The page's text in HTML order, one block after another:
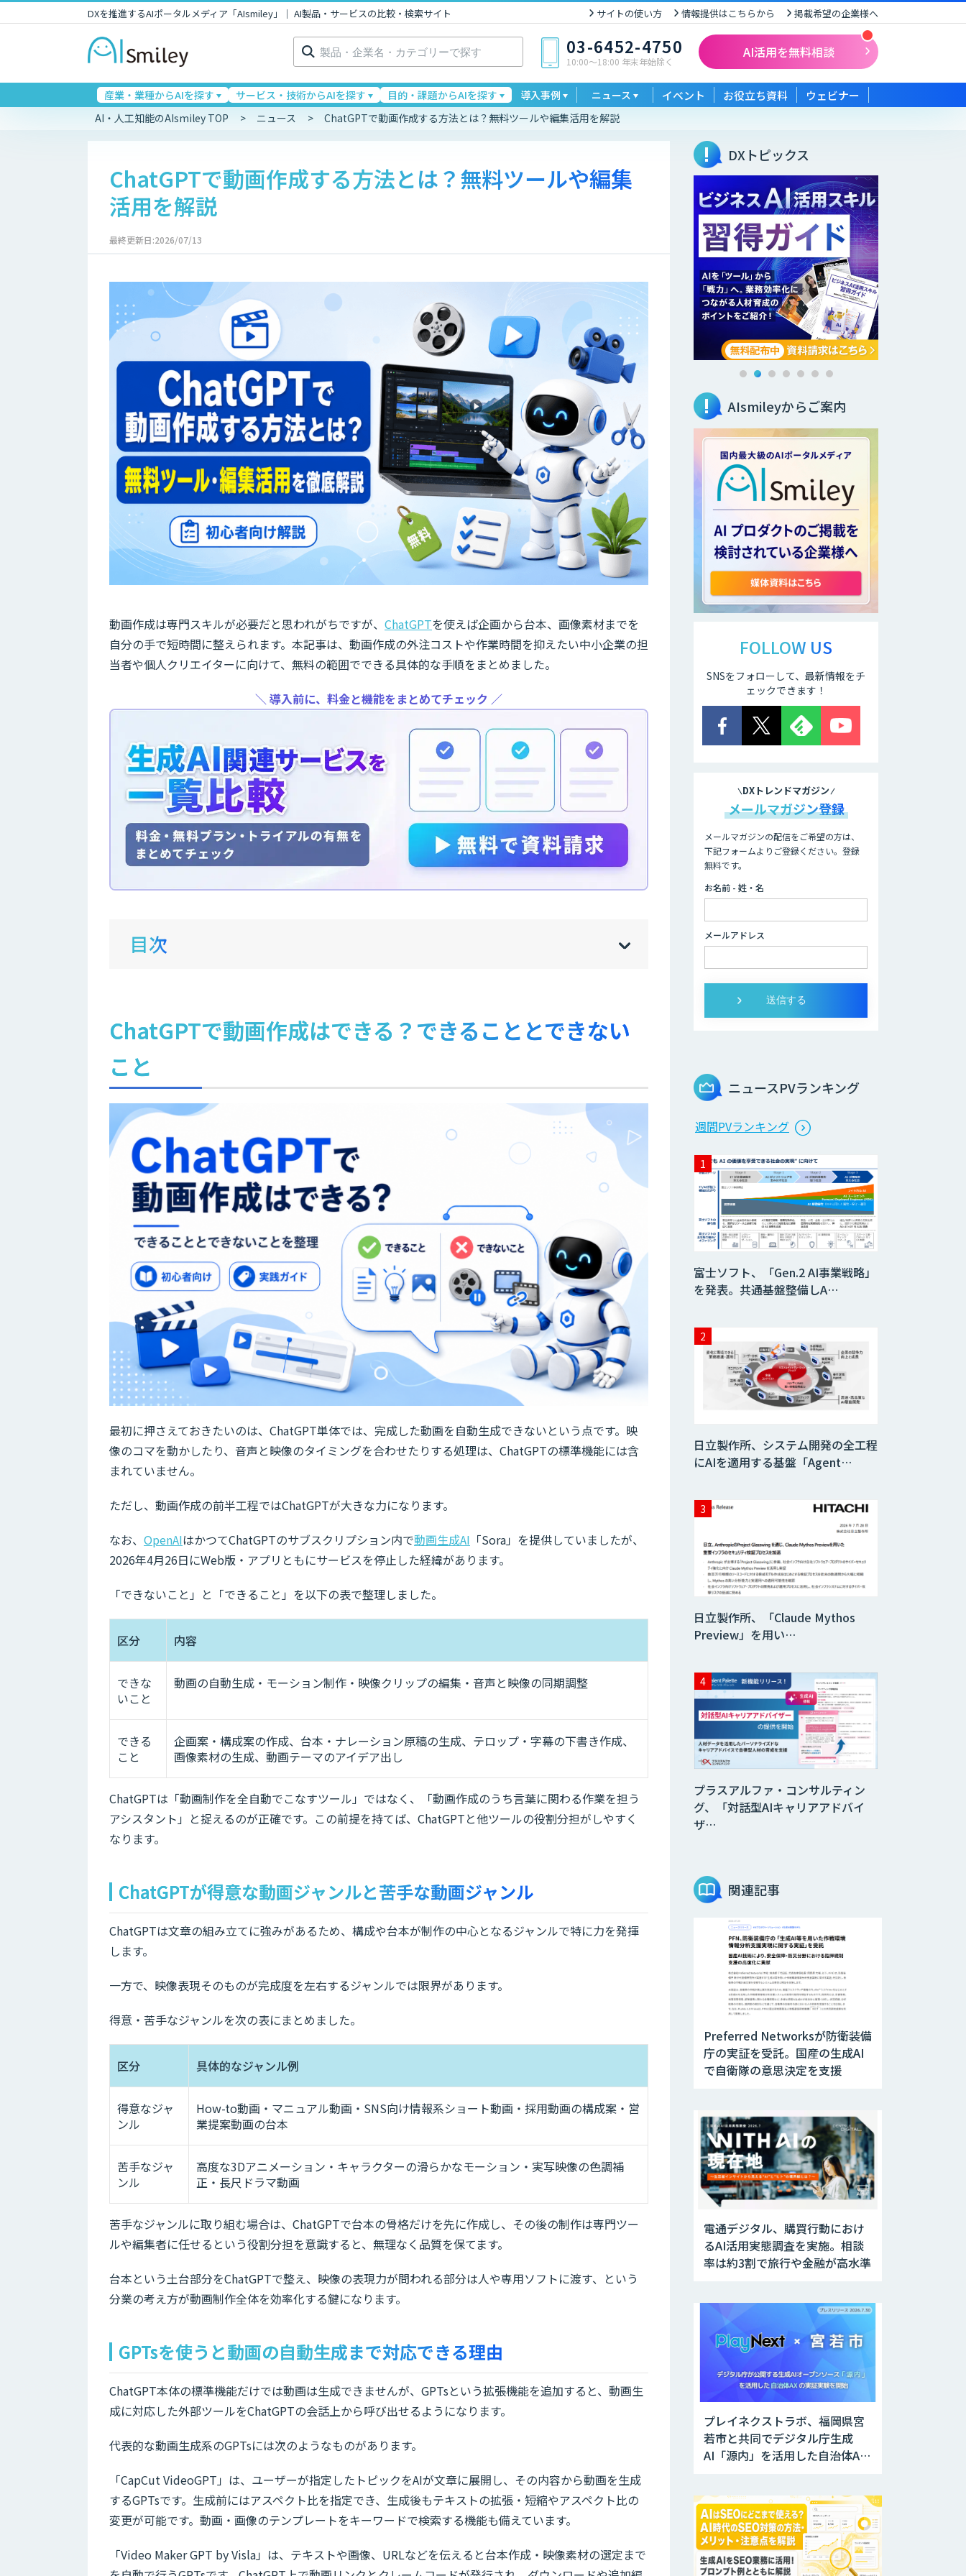
DXを推進するAIポータルメディア「AIsmiley」｜ AI製品・サービスの比較・検索サイト サイトの使い方 情報提供はこちらから 掲載希望の企業様へ
検
索: 03-6452-4750
10:00〜18:00 年末年始除く
AI活用を無料相談
産業・業種からAIを探す サービス・技術からAIを探す 目的・課題からAIを探す 導入事例 ニュース イベント お役立ち資料 ウェビナー
AI・人工知能のAIsmiley TOP ニュース ChatGPTで動画作成する方法とは？無料ツールや編集活用を解説
ChatGPTで動画作成する方法とは？無料ツールや編集
活用を解説
最終更新日:2026/07/13
動画作成は専門スキルが必要だと思われがちですが、 ChatGPTを使えば企画から台本、画像素材までを
自分の手で短時間に整えられます。本記事は、動画作成の外注コストや作業時間を抑えたい中小企業の担
当者や個人クリエイターに向けて、無料の範囲でできる具体的な手順をまとめました。
＼ 導入前に、料金と機能をまとめてチェック ／
目次 [hi
]
[sh
]
ChatGPTで動画作成はできる？できることとできない
こと
最初に押さえておきたいのは、ChatGPT単体では、完成した動画を自動生成できないという点です。映
像のコマを動かしたり、音声と映像のタイミングを合わせたりする処理は、ChatGPTの標準機能には含
まれていません。
ただし、動画作成の前半工程ではChatGPTが大きな力になります。
なお、 OpenAIはかつてChatGPTのサブスクリプション内で動画生成AI 「Sora」を提供していましたが、
2026年4月26日にWeb版・アプリともにサービスを停止した経緯があります。
「できないこと」と「できること」を以下の表で整理しました。
区分 内容
できな
いこと
動画の自動生成・モーション制作・映像クリップの編集・音声と映像の同期調整
できる
こと
企画案・構成案の作成、台本・ナレーション原稿の生成、テロップ・字幕の下書き作成、
画像素材の生成、動画テーマのアイデア出し
ChatGPTは「動画制作を全自動でこなすツール」ではなく、「動画作成のうち言葉に関わる作業を担う
アシスタント」と捉えるのが正確です。この前提を持てば、ChatGPTと他ツールの役割分担がしやすく
なります。
ChatGPTが得意な動画ジャンルと苦手な動画ジャンル
ChatGPTは文章の組み立てに強みがあるため、構成や台本が制作の中心となるジャンルで特に力を発揮
します。
一方で、映像表現そのものが完成度を左右するジャンルでは限界があります。
得意・苦手なジャンルを次の表にまとめました。
区分 具体的なジャンル例
得意なジャ
ンル
How-to動画・マニュアル動画・SNS向け情報系ショート動画・採用動画の構成案・営
業提案動画の台本
苦手なジャ
ンル
高度な3Dアニメーション・キャラクターの滑らかなモーション・実写映像の色調補
正・長尺ドラマ動画
苦手なジャンルに取り組む場合は、ChatGPTで台本の骨格だけを先に作成し、その後の制作は専門ツー
ルや編集者に任せるという役割分担を意識すると、無理なく品質を保てます。
台本という土台部分をChatGPTで整え、映像の表現力が問われる部分は人や専用ソフトに渡す、という
分業の考え方が動画制作全体を効率化する鍵になります。
GPTsを使うと動画の自動生成まで対応できる理由
ChatGPT本体の標準機能だけでは動画は生成できませんが、GPTsという拡張機能を追加すると、動画生
成に対応した外部ツールをChatGPTの会話上から呼び出せるようになります。
代表的な動画生成系のGPTsには次のようなものがあります。
「CapCut VideoGPT」は、ユーザーが指定したトピックをAIが文章に展開し、その内容から動画を生成
するGPTsです。生成前にはアスペクト比を指定でき、生成後もテキストの拡張・短縮やアスペクト比の
変更が可能です。動画・画像のテンプレートをキーワードで検索する機能も備えています。
「Video Maker GPT by Visla」は、テキストや画像、URLなどを伝えると台本作成・映像素材の選定まで
DXトピックス
AIsmileyからご案内
FOLLOW US
SNSをフォローして、最新情報をチ
ェックできます！
DXトレンドマガジン
メールマガジン登録
メールマガジンの配信をご希望の方は、
下記フォームよりご登録ください。登録
無料です。
お名前 - 姓・名
メールアドレス
ニュースPVランキング
週間PVランキング
富士ソフト、「Gen.2 AI事業戦略」
を発表。共通基盤整備しA…
日立製作所、システム開発の全工程
にAIを適用する基盤「Agent…
日立製作所、「Claude Mythos
Preview」を用い…
プラスアルファ・コンサルティン
グ、「対話型AIキャリアアドバイ
ザ…
関連記事
Preferred Networksが防衛装備
庁の実証を受託。国産の生成AI
で自衛隊の意思決定を支援
電通デジタル、購買行動におけ
るAI活用実態調査を実施。相談
率は約3割で旅行や金融が高水準
プレイネクストラボ、福岡県宮
若市と共同でデジタル庁生成
AI「源内」を活用した自治体AX